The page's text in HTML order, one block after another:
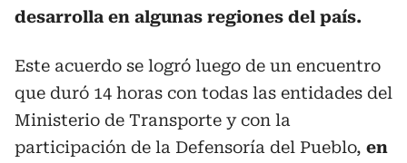
desarrolla en algunas regiones del país.
Este acuerdo se logró luego de un encuentro
que duró 14 horas con todas las entidades del
Ministerio de Transporte y con la
participación de la Defensoría del Pueblo, en